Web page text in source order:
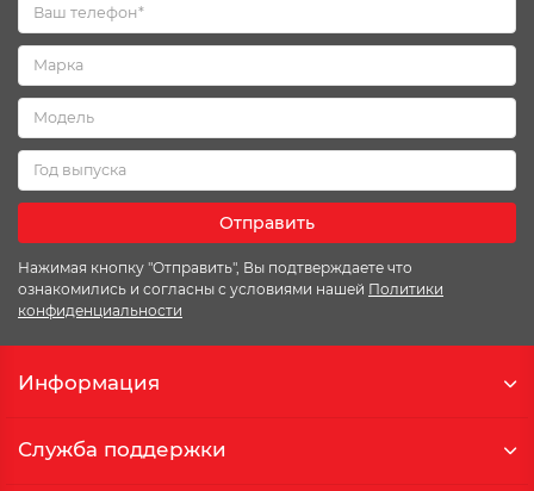
Отправить
Нажимая кнопку "Отправить", Вы подтверждаете что
ознакомились и согласны с условиями нашей Политики
конфиденциальности
Информация
Служба поддержки